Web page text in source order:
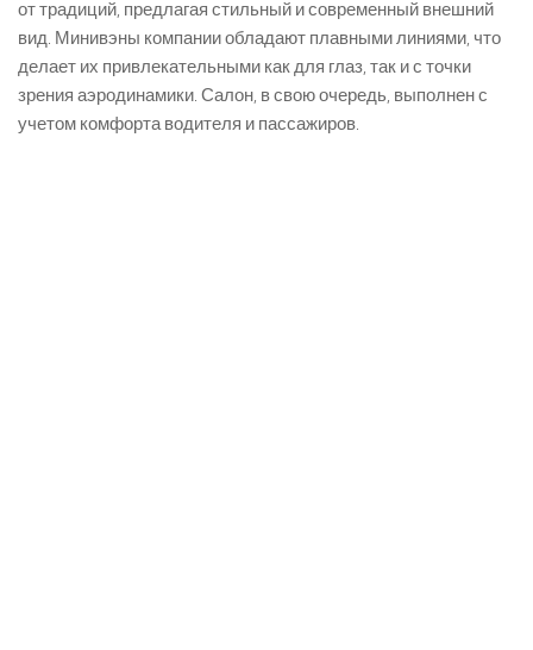
от традиций, предлагая стильный и современный внешний
вид. Минивэны компании обладают плавными линиями, что
делает их привлекательными как для глаз, так и с точки
зрения аэродинамики. Салон, в свою очередь, выполнен с
учетом комфорта водителя и пассажиров.